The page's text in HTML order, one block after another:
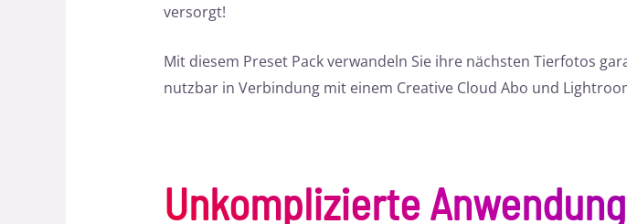
versorgt!
Mit diesem Preset Pack verwandeln Sie ihre nächsten Tierfotos
nutzbar in Verbindung mit einem Creative Cloud Abo und
Unkomplizierte Anwendung